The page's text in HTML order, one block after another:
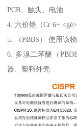
PCB、触头、电池
4. 六价铬（Cr 6+
5. （PBBS） 使用该
6. 多溴二苯醚（
器、塑料外壳